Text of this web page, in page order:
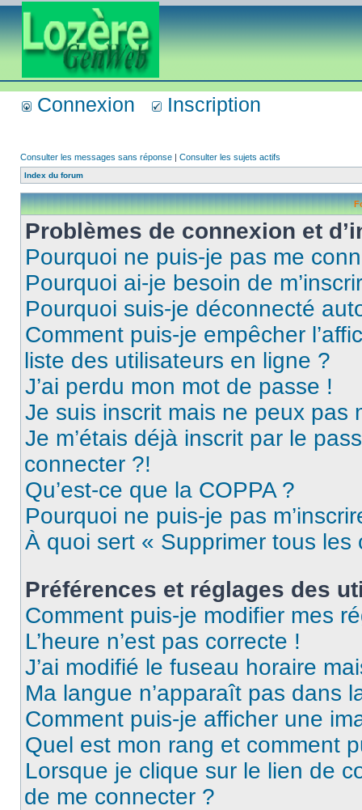
Connexion Inscription
Consulter les messages sans réponse | Consulter les sujets actifs
Index du forum
Problèmes de connexion et
Pourquoi ne puis-je pas me
Pourquoi ai-je besoin de
Pourquoi suis-je déconnecté
Comment puis-je empêcher
liste des utilisateurs en ligne ?
J’ai perdu mon mot de passe !
Je suis inscrit mais ne peux pas
Je m’étais déjà inscrit par le
connecter ?!
Qu’est-ce que la COPPA ?
Pourquoi ne puis-je pas
À quoi sert « Supprimer tous les
Préférences et réglages des
Comment puis-je modifier mes
L’heure n’est pas correcte !
J’ai modifié le fuseau horaire
Ma langue n’apparaît pas dans
Comment puis-je afficher une
Quel est mon rang et comment
Lorsque je clique sur le lien de
de me connecter ?